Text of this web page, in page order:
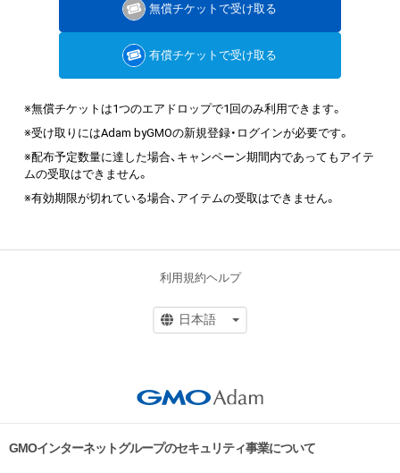
無償チケットで受け取る
有償チケットで受け取る
※無償チケットは1つのエアドロップで1回のみ利用できます。
※受け取りにはAdam byGMOの新規登録・ログインが必要です。
※配布予定数量に達した場合、キャンペーン期間内であってもアイテ
ムの受取はできません。
※有効期限が切れている場合、アイテムの受取はできません。
利用規約ヘルプ
GMOインターネットグループのセキュリティ事業について